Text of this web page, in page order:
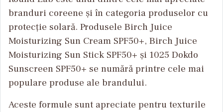
branduri coreene și în categoria produselor cu
protecție solară. Produsele Birch Juice
Moisturizing Sun Cream SPF50+, Birch Juice
Moisturizing Sun Stick SPF50+ și 1025 Dokdo
Sunscreen SPF50+ se numără printre cele mai
populare produse ale brandului.
Aceste formule sunt apreciate pentru texturile